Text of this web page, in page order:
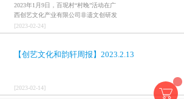
2023年1月9日，百坭村“村晚”活动在广
西创艺文化产业有限公司非遗文创研发
基地、百色市乐业县百坭壮族织布技艺
传承创意基地正式开启，活动紧扣“启航
村特色设计舞美，突出乡村文艺新体
[2023-02-24]
【创艺文化和韵轩周报】2023.2.13
[2023-02-14]